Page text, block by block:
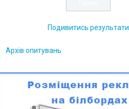
Подивитись результати
Архів опитувань